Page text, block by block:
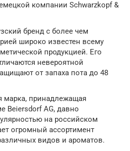
компании Schwarzkopf &
бренд с более чем
широко известен всему
продукцией. Его
невероятной
от запаха пота до 48
марка, принадлежащая
Beiersdorf AG, давно
на российском
огромный ассортимент
видов и ароматов.